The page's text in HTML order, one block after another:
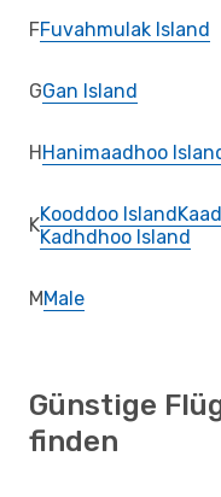
FFuvahmulak Island
GGan Island
HHanimaadhoo
KKooddoo Island
Kadhdhoo Island
MMale
Günstige
finden